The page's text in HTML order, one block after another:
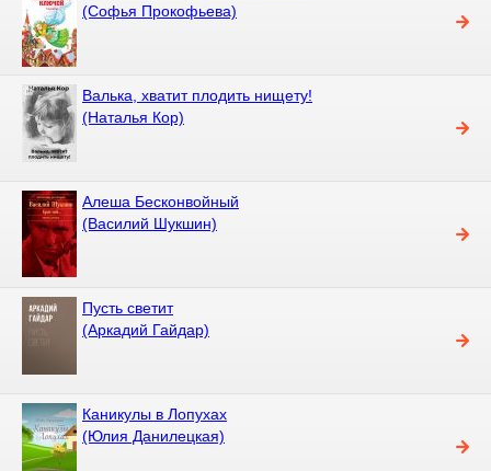
(Софья Прокофьева)
Валька, хватит плодить нищету!
(Наталья Кор)
Алеша Бесконвойный
(Василий Шукшин)
Пусть светит
(Аркадий Гайдар)
Каникулы в Лопухах
(Юлия Данилецкая)